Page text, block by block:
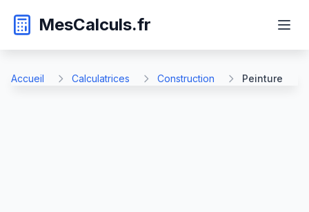
MesCalculs.fr
Accueil Calculatrices Construction Peinture